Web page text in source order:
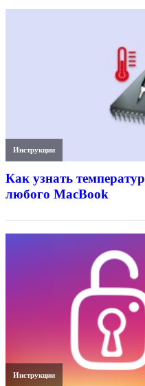
Инструкции
Как узнать
любого MacBook
Инструкции